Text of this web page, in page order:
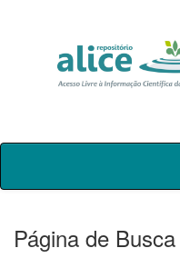
Skip
Página de Busca